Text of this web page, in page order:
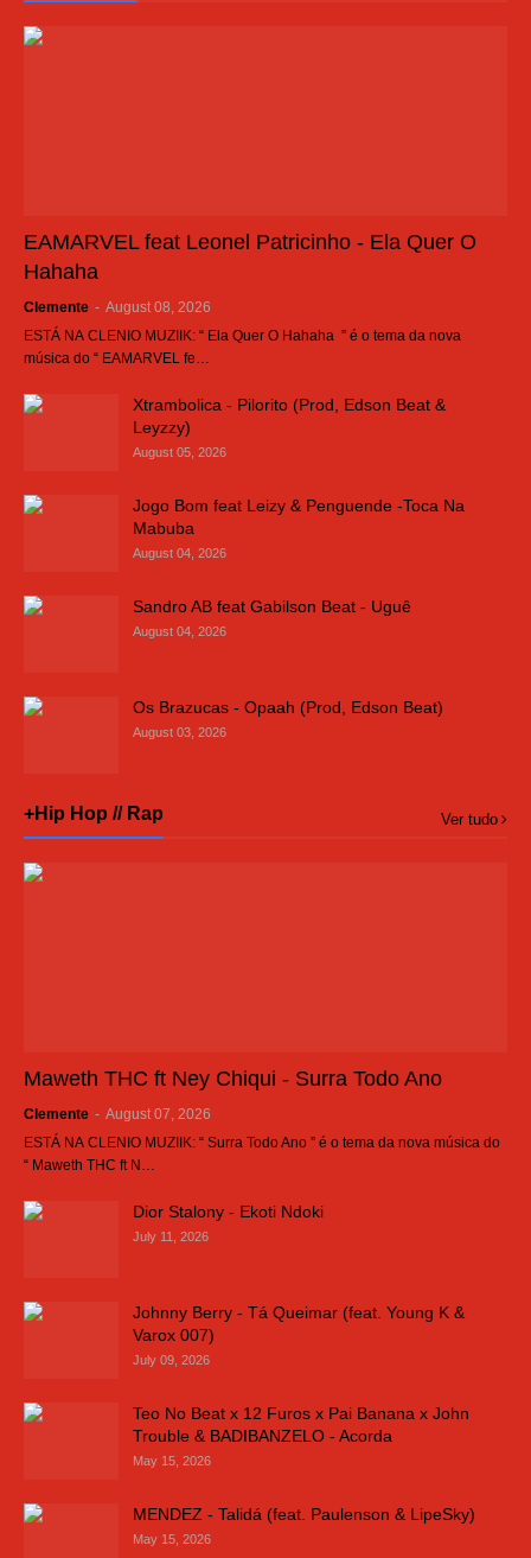
EAMARVEL feat Leonel Patricinho - Ela Quer O
Hahaha
Clemente - August 08, 2026
ESTÁ NA CLENIO MUZIIK: “ Ela Quer O Hahaha ” é o tema da nova
música do “ EAMARVEL fe…
Xtrambolica - Pilorito (Prod, Edson Beat &
Leyzzy)
August 05, 2026
Jogo Bom feat Leizy & Penguende -Toca Na
Mabuba
August 04, 2026
Sandro AB feat Gabilson Beat - Uguê
August 04, 2026
Os Brazucas - Opaah (Prod, Edson Beat)
August 03, 2026
+Hip Hop // Rap Ver tudo
Maweth THC ft Ney Chiqui - Surra Todo Ano
Clemente - August 07, 2026
ESTÁ NA CLENIO MUZIIK: “ Surra Todo Ano ” é o tema da nova música do
“ Maweth THC ft N…
Dior Stalony - Ekoti Ndoki
July 11, 2026
Johnny Berry - Tá Queimar (feat. Young K &
Varox 007)
July 09, 2026
Teo No Beat x 12 Furos x Pai Banana x John
Trouble & BADIBANZELO - Acorda
May 15, 2026
MENDEZ - Talidá (feat. Paulenson & LipeSky)
May 15, 2026